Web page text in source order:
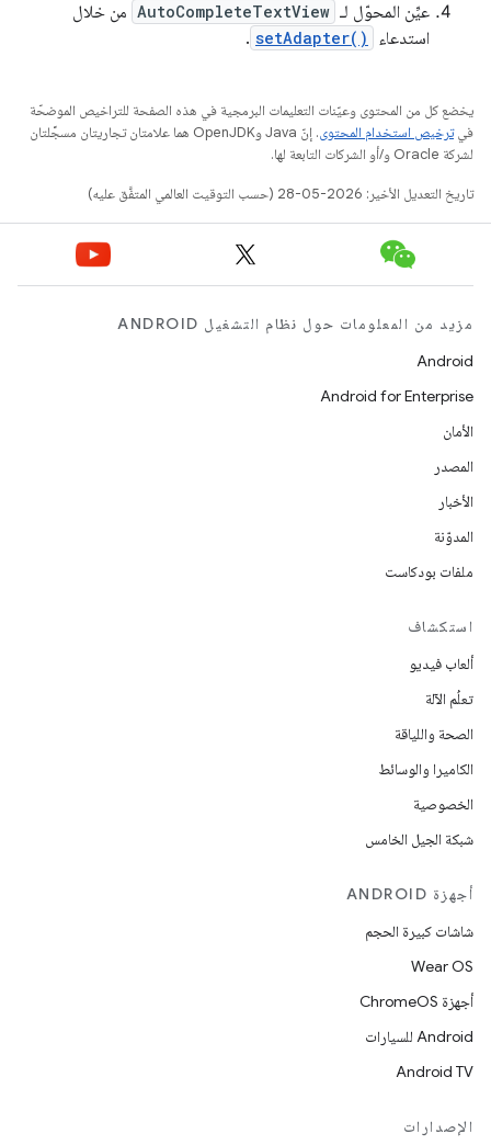
عيِّن المحوّل لـ AutoCompleteTextView من خلال
استدعاء
setAdapter()
.
يخضع كل من المحتوى وعيّنات التعليمات البرمجية في هذه الصفحة للتراخيص الموضحّة
فيترخيص استخدام المحتوى
. إنّ Java وOpenJDK هما علامتان تجاريتان مسجَّلتان
لشركة Oracle و/أو الشركات التابعة لها.
تاريخ التعديل الأخير: 2026-05-28 (حسب التوقيت العالمي المتفَّق عليه)
مزيد من المعلومات حول نظام التشغيل ANDROID
Android
Android for Enterprise
الأمان
المصدر
الأخبار
المدوّنة
ملفات بودكاست
استكشاف
ألعاب فيديو
تعلُم الآلة
الصحة واللياقة
الكاميرا والوسائط
الخصوصية
شبكة الجيل الخامس
أجهزة ANDROID
شاشات كبيرة الحجم
Wear OS
أجهزة ChromeOS
Android للسيارات
Android TV
الإصدارات